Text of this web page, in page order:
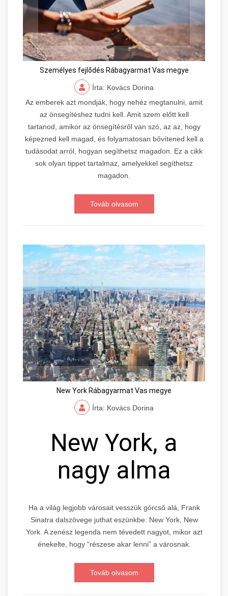
Személyes fejlődés Rábagyarmat Vas megye
Írta: Kovács Dorina
Az emberek azt mondják, hogy nehéz megtanulni, amit
az önsegítéshez tudni kell. Amit szem előtt kell
tartanod, amikor az önsegítésről van szó, az az, hogy
képezned kell magad, és folyamatosan bővítened kell a
tudásodat arról, hogyan segíthetsz magadon. Ez a cikk
sok olyan tippet tartalmaz, amelyekkel segíthetsz
magadon.
Továb olvasom
New York Rábagyarmat Vas megye
Írta: Kovács Dorina
New York, a
nagy alma
Ha a világ legjobb városait vesszük górcső alá, Frank
Sinatra dalszövege juthat eszünkbe: New York, New
York. A zenész legenda nem tévedett nagyot, mikor azt
énekelte, hogy “részese akar lenni” a városnak.
Továb olvasom